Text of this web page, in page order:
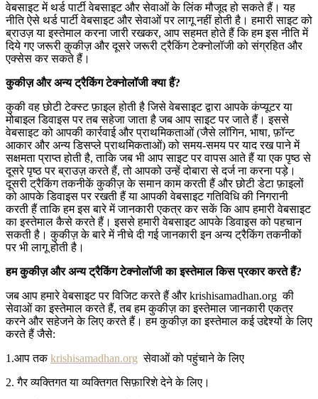
वेबसाइट में थर्ड पार्टी वेबसाइट और सेवाओं के लिंक मौजूद हो सकते हैं। यह
नीति ऐसे थर्ड पार्टी वेबसाइट और सेवाओं पर लागू नहीं होती है। हमारी साइट को
ब्राउज़ या इस्तेमाल करना जारी रखकर, आप सहमत होते हैं कि हम इस नीति में
दिये गए जरूरी कुकीज़ और दूसरे जरूरी ट्रैकिंग टेक्नोलॉजी को संग्रहित और
एक्सेस कर सकते हैं।
कुकीज़ और अन्य ट्रैकिंग टेक्नोलॉजी क्या हैं?
कुकी वह छोटी टेक्स्ट फ़ाइल होती है जिसे वेबसाइट द्वारा आपके कंप्यूटर या
मोबाइल डिवाइस पर तब सहेजा जाता है जब आप साइट पर जाते हैं। इससे
वेबसाइट को आपकी कार्रवाई और प्राथमिकताओं (जैसे लॉगिन, भाषा, फ़ॉन्ट
आकार और अन्य डिसप्ले प्राथमिकताओं) को समय-समय पर याद रख पाने में
सक्षमता प्राप्त होती है, ताकि जब भी आप साइट पर वापस आते हैं या एक पृष्ठ से
दूसरे पृष्ठ पर ब्राउज़ करते हैं, तो आपको उन्हें दोबारा से दर्ज ना करना पड़े।
दूसरी ट्रैकिंग तकनीकें कुकीज़ के समान काम करती हैं और छोटी डेटा फ़ाइलों
को आपके डिवाइस पर रखती हैं या आपकी वेबसाइट गतिविधि की निगरानी
करती हैं ताकि हम इस बारे में जानकारी एकत्र कर सकें कि आप हमारी वेबसाइट
का इस्तेमाल कैसे करते हैं। इससे हमारी वेबसाइट आपके डिवाइस को पहचान
सकती है। कुकीज़ के बारे में नीचे दी गई जानकारी इन अन्य ट्रैकिंग तकनीकों
पर भी लागू होती है।
हम कुकीज़ और अन्य ट्रैकिंग टेक्नोलॉजी का इस्तेमाल किस प्रकार करते हैं?
जब आप हमारे वेबसाइट पर विजिट करते हैं और krishisamadhan.org की
सेवाओं का इस्तेमाल करते हैं, तब हम कुकीज़ का इस्तेमाल जानकारी एकत्र
करने और सहेजने के लिए करते हैं। हम कुकीज़ का इस्तेमाल कई उद्देश्यों के लिए
करते हैं जैसे:
1.आप तकkrishisamadhan.org सेवाओं को पहुंचाने के लिए
2. गैर व्यक्तिगत या व्यक्तिगत सिफ़ारिशे देने के लिए।